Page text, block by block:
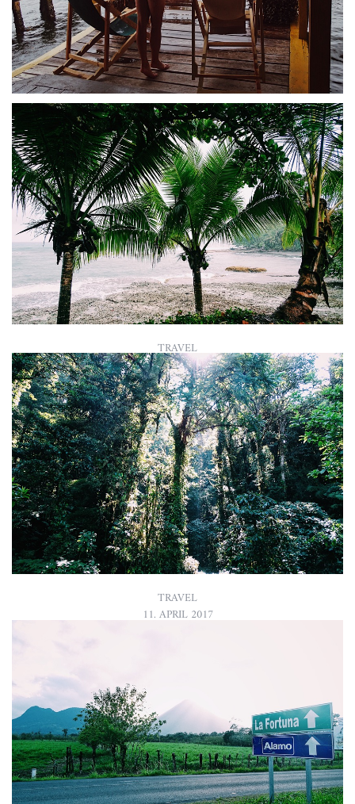
(inklusive Taxiboot zurück nach Al…
READ MORE
TRAVEL
17. APRIL 2017
BOCAS DEL TORO | PANAMA
Leider war keine Zeit um Puerto Viejo noch zu besichtigen, die
Stadt soll angeblich auch ein Besuch wert sein. Mit dem Bus
ging es weiter zur Grenze nach Panama. Hier zahlt man
zunächst 8 $ Ausreisest…
READ MORE
TRAVEL
14. APRIL 2017
NATIONALPARK CAHUITA | COSTA RICA
Um nicht zu viel Zeit zu verlieren, entscheide ich mich dagegen
noch zum Nationalpark Manuel Antonio im Süden zu fahren.
Dieser soll zwar sehr schön und eine bunte Auswahl an
unterschiedlichen Tieren …
READ MORE
TRAVEL
11. APRIL 2017
Mit dem Ferry-Taxi geht es morgens um 8 Uhr weiter über den
Arenal-See nach Santa Elena. Das ist tatsächlich die bequemste
und kostengünstigste Möglichkeit um nach Monteverde zu
kommen. Vor Ort sol…
READ MORE